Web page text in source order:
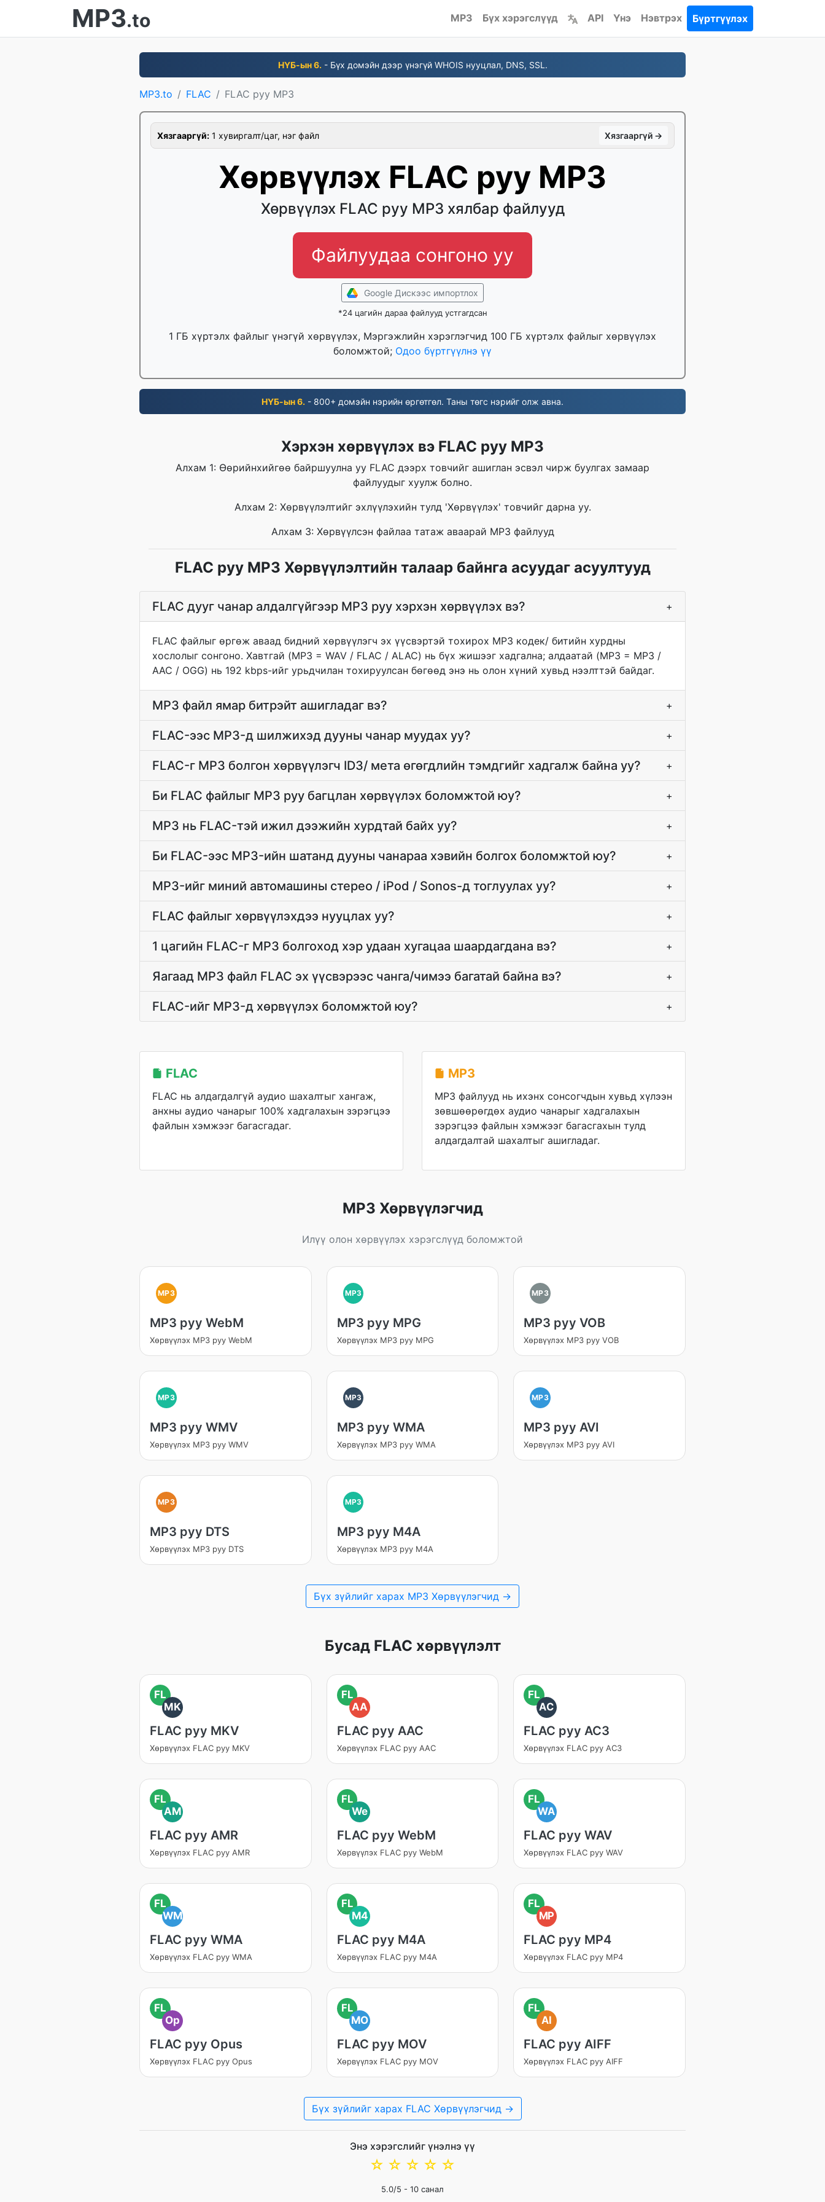
MP3.to MP3 Бүх хэрэгслүүд API Үнэ Нэвтрэх Бүртгүүлэх
НҮБ-ын 6. - Бүх домэйн дээр үнэгүй WHOIS нууцлал, DNS, SSL.
MP3.to FLAC FLAC руу MP3
Хязгааргүй: 1 хувиргалт/цаг, нэг файл Хязгааргүй →
Хөрвүүлэх FLAC руу MP3
Хөрвүүлэх FLAC руу MP3 хялбар файлууд
Файлуудаа сонгоно уу
Google Дискээс импортлох
*24 цагийн дараа файлууд устгагдсан
1 ГБ хүртэлх файлыг үнэгүй хөрвүүлэх, Мэргэжлийн хэрэглэгчид 100 ГБ хүртэлх файлыг хөрвүүлэх
боломжтой; Одоо бүртгүүлнэ үү
НҮБ-ын 6. - 800+ домэйн нэрийн өргөтгөл. Таны төгс нэрийг олж авна.
Хэрхэн хөрвүүлэх вэ FLAC руу MP3
Алхам 1: Өөрийнхийгөө байршуулна уу FLAC дээрх товчийг ашиглан эсвэл чирж буулгах замаар
файлуудыг хуулж болно.
Алхам 2: Хөрвүүлэлтийг эхлүүлэхийн тулд 'Хөрвүүлэх' товчийг дарна уу.
Алхам 3: Хөрвүүлсэн файлаа татаж аваарай MP3 файлууд
FLAC руу MP3 Хөрвүүлэлтийн талаар байнга асуудаг асуултууд
FLAC дууг чанар алдалгүйгээр MP3 руу хэрхэн хөрвүүлэх вэ? +
FLAC файлыг өргөж аваад бидний хөрвүүлэгч эх үүсвэртэй тохирох MP3 кодек/ битийн хурдны
хослолыг сонгоно. Хавтгай (MP3 = WAV / FLAC / ALAC) нь бүх жишээг хадгална; алдаатай (MP3 = MP3 /
AAC / OGG) нь 192 kbps-ийг урьдчилан тохируулсан бөгөөд энэ нь олон хүний хувьд нээлттэй байдаг.
MP3 файл ямар битрэйт ашигладаг вэ? +
FLAC-ээс MP3-д шилжихэд дууны чанар муудах уу? +
FLAC-г MP3 болгон хөрвүүлэгч ID3/ мета өгөгдлийн тэмдгийг хадгалж байна уу? +
Би FLAC файлыг MP3 руу багцлан хөрвүүлэх боломжтой юу? +
MP3 нь FLAC-тэй ижил дээжийн хурдтай байх уу? +
Би FLAC-ээс MP3-ийн шатанд дууны чанараа хэвийн болгох боломжтой юу? +
MP3-ийг миний автомашины стерео / iPod / Sonos-д тоглуулах уу? +
FLAC файлыг хөрвүүлэхдээ нууцлах уу? +
1 цагийн FLAC-г MP3 болгоход хэр удаан хугацаа шаардагдана вэ? +
Яагаад MP3 файл FLAC эх үүсвэрээс чанга/чимээ багатай байна вэ? +
FLAC-ийг MP3-д хөрвүүлэх боломжтой юу? +
FLAC
FLAC нь алдагдалгүй аудио шахалтыг хангаж,
анхны аудио чанарыг 100% хадгалахын зэрэгцээ
файлын хэмжээг багасгадаг.
MP3
MP3 файлууд нь ихэнх сонсогчдын хувьд хүлээн
зөвшөөрөгдөх аудио чанарыг хадгалахын
зэрэгцээ файлын хэмжээг багасгахын тулд
алдагдалтай шахалтыг ашигладаг.
MP3 Хөрвүүлэгчид
Илүү олон хөрвүүлэх хэрэгслүүд боломжтой
MP3
MP3 руу WebM
Хөрвүүлэх MP3 руу WebM
MP3
MP3 руу MPG
Хөрвүүлэх MP3 руу MPG
MP3
MP3 руу VOB
Хөрвүүлэх MP3 руу VOB
MP3
MP3 руу WMV
Хөрвүүлэх MP3 руу WMV
MP3
MP3 руу WMA
Хөрвүүлэх MP3 руу WMA
MP3
MP3 руу AVI
Хөрвүүлэх MP3 руу AVI
MP3
MP3 руу DTS
Хөрвүүлэх MP3 руу DTS
MP3
MP3 руу M4A
Хөрвүүлэх MP3 руу M4A
Бүх зүйлийг харах MP3 Хөрвүүлэгчид →
Бусад FLAC хөрвүүлэлт
FL
MK
FLAC руу MKV
Хөрвүүлэх FLAC руу MKV
FL
AA
FLAC руу AAC
Хөрвүүлэх FLAC руу AAC
FL
AC
FLAC руу AC3
Хөрвүүлэх FLAC руу AC3
FL
AM
FLAC руу AMR
Хөрвүүлэх FLAC руу AMR
FL
We
FLAC руу WebM
Хөрвүүлэх FLAC руу WebM
FL
WA
FLAC руу WAV
Хөрвүүлэх FLAC руу WAV
FL
WM
FLAC руу WMA
Хөрвүүлэх FLAC руу WMA
FL
M4
FLAC руу M4A
Хөрвүүлэх FLAC руу M4A
FL
MP
FLAC руу MP4
Хөрвүүлэх FLAC руу MP4
FL
Op
FLAC руу Opus
Хөрвүүлэх FLAC руу Opus
FL
MO
FLAC руу MOV
Хөрвүүлэх FLAC руу MOV
FL
AI
FLAC руу AIFF
Хөрвүүлэх FLAC руу AIFF
Бүх зүйлийг харах FLAC Хөрвүүлэгчид →
Энэ хэрэгслийг үнэлнэ үү
☆
☆
☆
☆
☆
5.0/5 - 10 санал